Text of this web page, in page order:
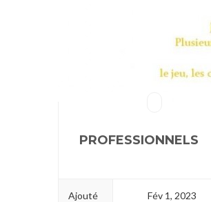
PROFESSIONNELS
Ajouté Fév 1, 2023